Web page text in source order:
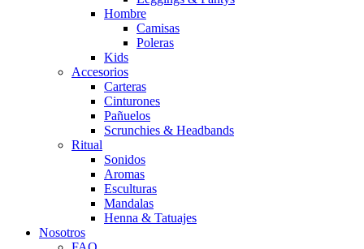
Hombre
Camisas
Poleras
Kids
Accesorios
Carteras
Cinturones
Pañuelos
Scrunchies & Headbands
Ritual
Sonidos
Aromas
Esculturas
Mandalas
Henna & Tatuajes
Nosotros